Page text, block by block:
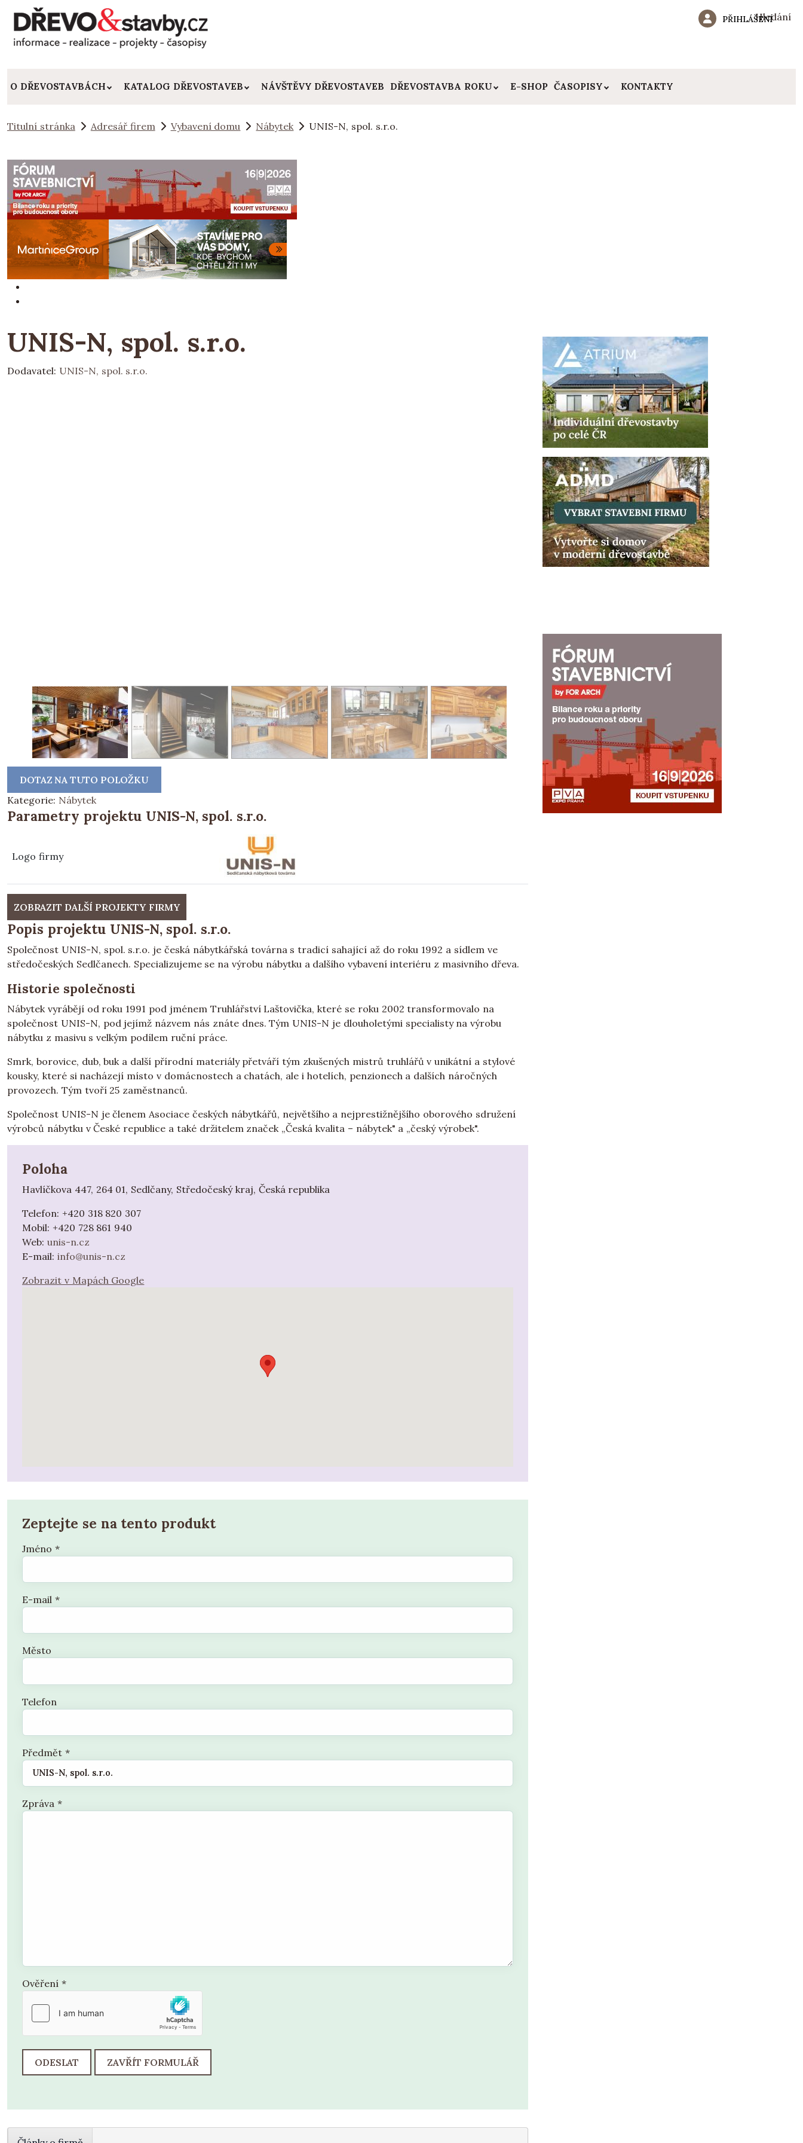
Hledání
PŘIHLÁŠENÍ
O DŘEVOSTAVBÁCH KATALOG DŘEVOSTAVEB NÁVŠTĚVY DŘEVOSTAVEB DŘEVOSTAVBA ROKU E-SHOP ČASOPISY KONTAKTY
Titulní stránka Adresář firem Vybavení domu Nábytek UNIS-N, spol. s.r.o.
UNIS-N, spol. s.r.o.
Dodavatel: UNIS-N, spol. s.r.o.
DOTAZ NA TUTO POLOŽKU
Kategorie: Nábytek
Parametry projektu UNIS-N, spol. s.r.o.
Logo firmy
ZOBRAZIT DALŠÍ PROJEKTY FIRMY
Popis projektu UNIS-N, spol. s.r.o.
Společnost UNIS-N, spol. s.r.o. je česká nábytkářská továrna s tradicí sahající až do roku 1992 a sídlem ve
středočeských Sedlčanech. Specializujeme se na výrobu nábytku a dalšího vybavení interiéru z masivního dřeva.
Historie společnosti
Nábytek vyrábějí od roku 1991 pod jménem Truhlářství Laštovička, které se roku 2002 transformovalo na
společnost UNIS-N, pod jejímž názvem nás znáte dnes. Tým UNIS-N je dlouholetými specialisty na výrobu
nábytku z masivu s velkým podílem ruční práce.
Smrk, borovice, dub, buk a další přírodní materiály přetváří tým zkušených mistrů truhlářů v unikátní a stylové
kousky, které si nacházejí místo v domácnostech a chatách, ale i hotelích, penzionech a dalších náročných
provozech. Tým tvoří 25 zaměstnanců.
Společnost UNIS-N je členem Asociace českých nábytkářů, největšího a nejprestižnějšího oborového sdružení
výrobců nábytku v České republice a také držitelem značek „Česká kvalita – nábytek" a „český výrobek".
Poloha
Havlíčkova 447, 264 01, Sedlčany, Středočeský kraj, Česká republika
Telefon: +420 318 820 307
Mobil: +420 728 861 940
Web: unis-n.cz
E-mail: info@unis-n.cz
Zobrazit v Mapách Google
Zeptejte se na tento produkt
Jméno *
E-mail *
Město
Telefon
Předmět *
Zpráva *
Ověření *
ODESLAT ZAVŘÍT FORMULÁŘ